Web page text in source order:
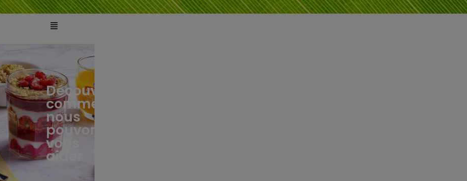
Découvrez
comment
nous
pouvons
vous
aider